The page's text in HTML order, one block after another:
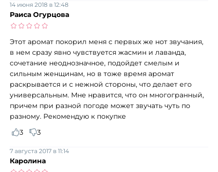
Раиса Огурцова
14 июня 2018 в 12:48
Этот аромат покорил меня с первых же нот звучания,
в нем сразу явно чувствуется жасмин и лаванда,
сочетание неоднозначное, подойдет смелым и
сильным женщинам, но в тоже время аромат
раскрывается и с нежной стороны, что делает его
универсальным. Мне нравится, что он многогранный,
причем при разной погоде может звучать чуть по
разному. Рекомендую к покупке
3
3
Каролина
7 августа 2017 в 11:14